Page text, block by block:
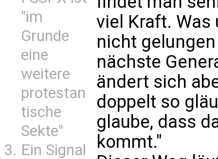
"im
Grunde
eine
weitere
protestan
tische
Sekte"
Ein Signal
viel Kraft.
nicht
nächste
ändert sich
doppelt so
glaube, dass
kommt."